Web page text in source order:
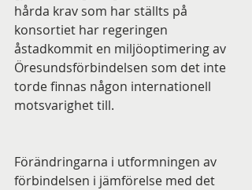
hårda krav som har ställts på
konsortiet har regeringen
åstadkommit en miljöoptimering av
Öresundsförbindelsen som det inte
torde finnas någon internationell
motsvarighet till.
Förändringarna i utformningen av
förbindelsen i jämförelse med det